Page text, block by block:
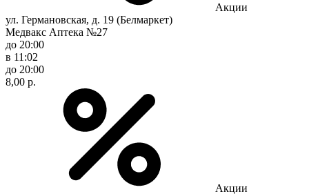
Акции
ул. Германовская, д. 19 (Белмаркет)
Медвакс Аптека №27
до 20:00
в 11:02
до 20:00
8,00 р.
Акции